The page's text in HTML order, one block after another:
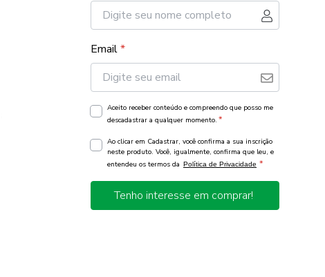
Email*
Aceito receber conteúdo e compreendo que posso me
descadastrar a qualquer momento. *
Ao clicar em Cadastrar, você confirma a sua inscrição
neste produto. Você, igualmente, confirma que leu, e
entendeu os termos da Política de Privacidade *
Tenho interesse em comprar!